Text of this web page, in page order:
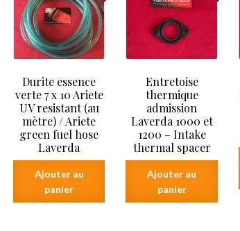
Durite essence
verte 7 x 10 Ariete
UV resistant (au
mètre) / Ariete
green fuel hose
Laverda
Ajouter au
panier
Entretoise
thermique
admission
Laverda 1000 et
1200 – Intake
thermal spacer
Ajouter au
panier